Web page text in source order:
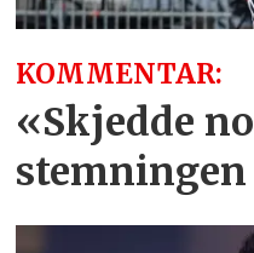
KOMMENTAR:
«Skjedde